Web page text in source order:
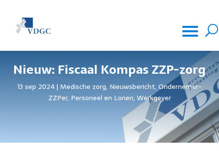
Nieuw: Fiscaal Kompas ZZP-zorg
13 sep 2024 Medische zorg, Nieuwsbericht,Ondernemer-
ZZPer, Personeel en Lonen,Werkgever